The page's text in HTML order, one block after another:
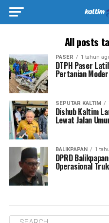
All posts
PASER 1 tahun
DTPH Paser
Pertanian
SEPUTAR KALTIM
Dishub Kaltim
Lewat Jalan
BALIKPAPAN 1
DPRD
Operasional